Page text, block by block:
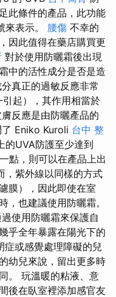
此條件的產品，此功能
來表示。 腰傷 不幸的
因此值得在藥店購買更
對於使用防曬霜後出現
中的活性成分是否是造
真正的過敏反應非常
起），其作用相當於
反應是由防曬產品的
Eniko Kuroli 台中 整
的UVA防護至少達到
點，則可以在產品上出
，紫外線以同樣的方式
膜），因此即使在室
，也建議使用防曬霜。
使用防曬霜來保護自
乎全年暴露在陽光下的
症或感覺處理障礙的兒
幼兒來說，留出更多時
。 玩溫暖的粘液、意
後在臥室裡添加感官友